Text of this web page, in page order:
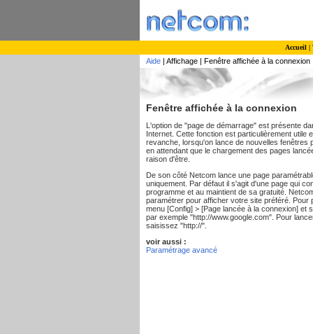
Accueil|
Aide | Affichage | Fenêtre affichée à la connexion
Fenêtre affichée à la connexion
L'option de "page de démarrage" est présente
Internet. Cette fonction est particulièrement utile
revanche, lorsqu'on lance de nouvelles fenêtres
en attendant que le chargement des pages
raison d'être.
De son côté Netcom lance une page
uniquement. Par défaut il s'agit d'une page qui
programme et au maintient de sa gratuité.
paramétrer pour afficher votre site préféré. Pour
menu [Config] > [Page lancée à la connexion] et
par exemple "http://www.google.com". Pour
saisissez "http://".
voir aussi :
Paramétrage avancé